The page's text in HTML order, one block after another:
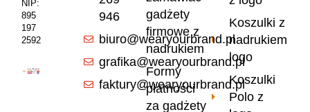
Koszulki z
nadrukiem
logo
Koszulki
Polo z
gadżety
firmowe z
nadrukiem
Formy
płatności
za gadżety
946
biuro@wearyourbrand.pl
grafika@wearyourbrand.pl
faktury@wearyourbrand.pl
NIP:
895
197
2592